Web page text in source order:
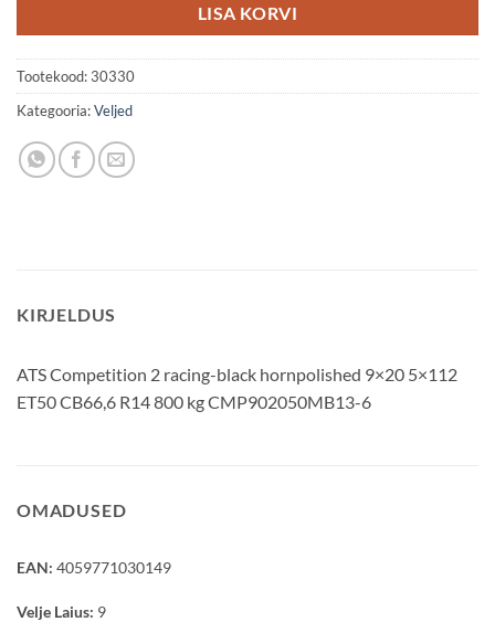
LISA KORVI
Tootekood:30330
Kategooria:Veljed
KIRJELDUS
ATS Competition 2 racing-black hornpolished 9×20 5×112
ET50 CB66,6 R14 800 kg CMP902050MB13-6
OMADUSED
EAN: 4059771030149
Velje Laius: 9